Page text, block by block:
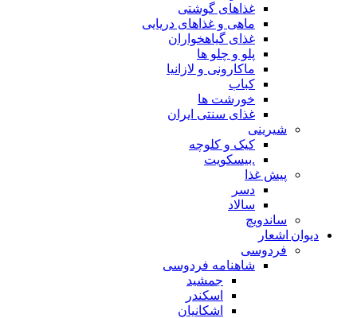
غذاهای گوشتی
ماهی و غذاهای دریایی
غذای گیاهخواران
پلو و چلو ها
ماکارونی و لازانیا
کباب
خورشت ها
غذای سنتی ایران
شیرینی
کیک و کلوچه
.بیسکویت
پیش غذا
دسر
سالاد
ساندویچ
دیوان اشعار
فردوسی
شاهنامه فردوسی
جمشید
اسکندر
اشکانیان